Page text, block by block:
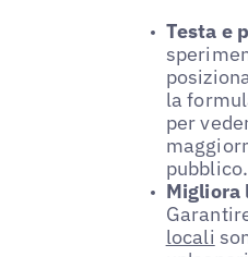
Testa e
la
per
pubblico.
Migliora
locali